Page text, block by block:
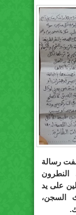
رسالة
440 وادى النطرون
على يد
السجن،